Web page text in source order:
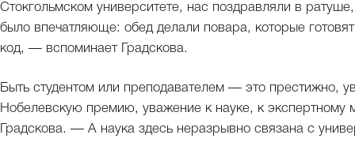
Стокгольмском университете, нас поздравляли в
было впечатляюще: обед делали повара, которые
код, — вспоминает Градскова.
Быть студентом или преподавателем — это престижно,
Нобелевскую премию, уважение к науке, к
Градскова. — А наука здесь неразрывно связана с